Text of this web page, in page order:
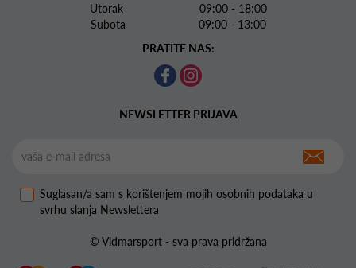
Utorak 09:00 - 18:00
Subota 09:00 - 13:00
PRATITE NAS:
NEWSLETTER PRIJAVA
Suglasan/a sam s korištenjem mojih osobnih podataka u
svrhu slanja Newslettera
© Vidmarsport - sva prava pridržana